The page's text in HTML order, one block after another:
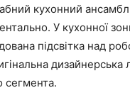
кухонний
У кухонної
підсвітка над
дизайнерська
сегмента.